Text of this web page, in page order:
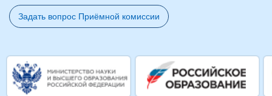
Задать вопрос Приёмной комиссии